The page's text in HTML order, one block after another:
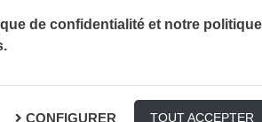
RENOUVELER SA CARTE VITALE EN LIGNE :
ligne : une
de confidentialité et notre politique
CONFIGURER TOUT ACCEPTER